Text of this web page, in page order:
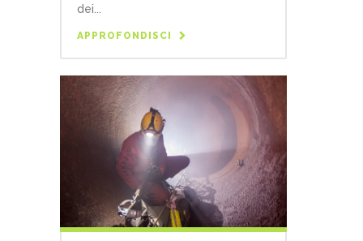
dei...
APPROFONDISCI